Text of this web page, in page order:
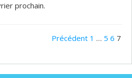
prochain.
Précédent 1 … 5 6 7